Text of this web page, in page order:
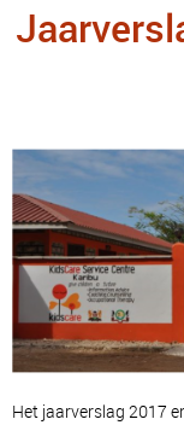
Het jaarverslag 2017